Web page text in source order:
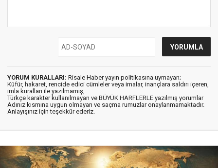
YORUM KURALLARI: Risale Haber yayın politikasına uymayan;
Küfür, hakaret, rencide edici cümleler veya imalar, inançlara saldırı içeren,
imla kuralları ile yazılmamış,
Türkçe karakter kullanılmayan ve BÜYÜK HARFLERLE yazılmış yorumlar
Adınız kısmına uygun olmayan ve saçma rumuzlar onaylanmamaktadır.
Anlayışınız için teşekkür ederiz.